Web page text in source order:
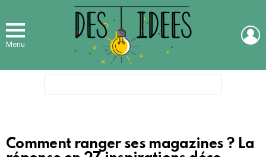
Menu
Comment ranger ses magazines ? La